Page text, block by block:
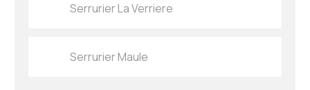
Serrurier La Verriere
Serrurier Maule